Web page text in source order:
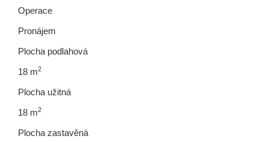
Operace
Pronájem
Plocha podlahová
18 m2
Plocha užitná
18 m2
Plocha zastavěná